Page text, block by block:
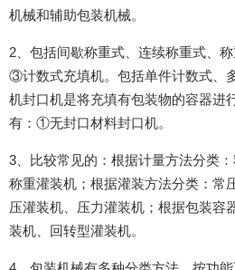
机械和辅助包装机械。
2、包括间歇称重式、连续称重式、
③计数式充填机。包括单件计数式、
机封口机是将充填有包装物的容器进
有：①无封口材料封口机。
3、比较常见的：根据计量方法分类
称重灌装机；根据灌装方法分类：常
压灌装机、压力灌装机；根据包装容
装机、回转型灌装机。